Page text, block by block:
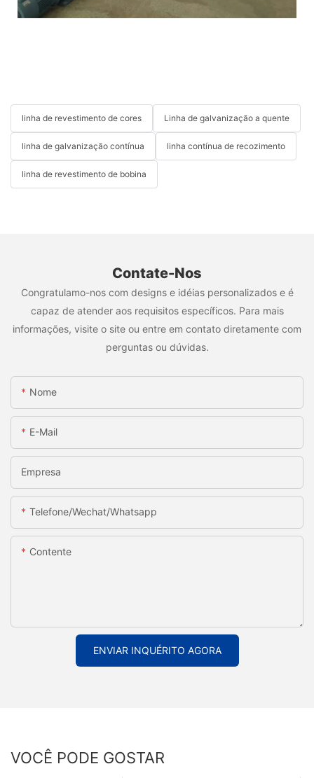
linha de revestimento de cores Linha de galvanização a quente
linha de galvanização contínua linha contínua de recozimento
linha de revestimento de bobina
Contate-Nos
Congratulamo-nos com designs e idéias personalizados e é
capaz de atender aos requisitos específicos. Para mais
informações, visite o site ou entre em contato diretamente com
perguntas ou dúvidas.
Nome
E-Mail
Empresa
Telefone/Wechat/Whatsapp
Contente
ENVIAR INQUÉRITO AGORA
VOCÊ PODE GOSTAR